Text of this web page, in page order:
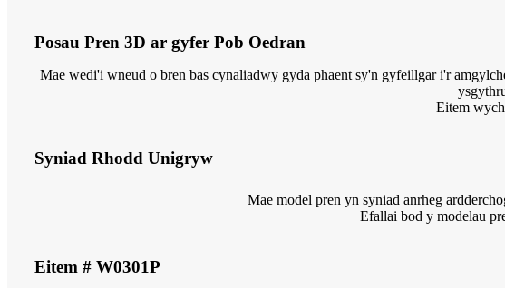
Posau Pren 3D ar gyfer Pob Oedran
Mae wedi'i wneud o bren bas cynaliadwy gyda phaent sy'n gyfeillgar i'r
Eitem
Syniad Rhodd Unigryw
Mae model pren yn syniad anrheg
Efallai bod y modelau
Eitem # W0301P